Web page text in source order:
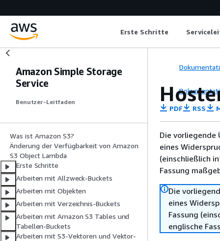
Erste Schritte
Amazon Simple Storage
Service
Benutzer-Leitfaden
Was ist Amazon S3?
Änderung der Verfügbarkeit von Amazon
S3 Object Lambda
Erste Schritte
Arbeiten mit Allzweck-Buckets
Arbeiten mit Objekten
Arbeiten mit Verzeichnis-Buckets
Arbeiten mit Amazon S3 Tables und
Tabellen-Buckets
Arbeiten mit S3-Vektoren und Vektor-
PDF RSS
Die vorliegende
eines
(einschließlich
Fassung
Die
eines
Fassung
englische